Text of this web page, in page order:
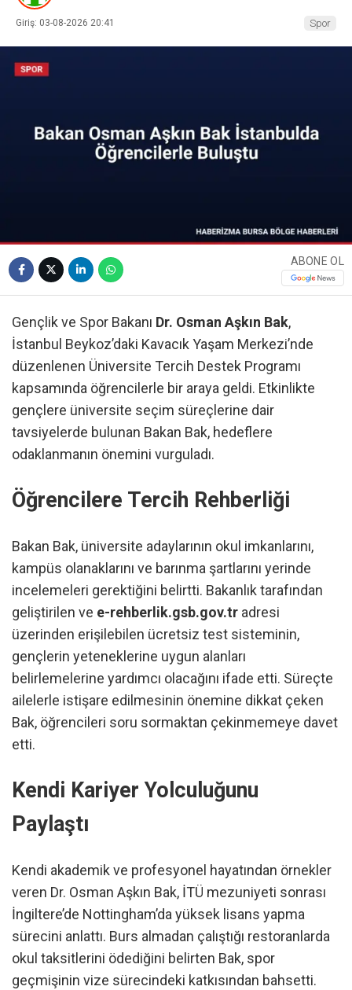
Giriş: 03-08-2026 20:41 Spor
ABONE OL
Gençlik ve Spor Bakanı Dr. Osman Aşkın Bak,
İstanbul Beykoz’daki Kavacık Yaşam Merkezi’nde
düzenlenen Üniversite Tercih Destek Programı
kapsamında öğrencilerle bir araya geldi. Etkinlikte
gençlere üniversite seçim süreçlerine dair
tavsiyelerde bulunan Bakan Bak, hedeflere
odaklanmanın önemini vurguladı.
Öğrencilere Tercih Rehberliği
Bakan Bak, üniversite adaylarının okul imkanlarını,
kampüs olanaklarını ve barınma şartlarını yerinde
incelemeleri gerektiğini belirtti. Bakanlık tarafından
geliştirilen ve e-rehberlik.gsb.gov.tr adresi
üzerinden erişilebilen ücretsiz test sisteminin,
gençlerin yeteneklerine uygun alanları
belirlemelerine yardımcı olacağını ifade etti. Süreçte
ailelerle istişare edilmesinin önemine dikkat çeken
Bak, öğrencileri soru sormaktan çekinmemeye davet
etti.
Kendi Kariyer Yolculuğunu
Paylaştı
Kendi akademik ve profesyonel hayatından örnekler
veren Dr. Osman Aşkın Bak, İTÜ mezuniyeti sonrası
İngiltere’de Nottingham’da yüksek lisans yapma
sürecini anlattı. Burs almadan çalıştığı restoranlarda
okul taksitlerini ödediğini belirten Bak, spor
geçmişinin vize sürecindeki katkısından bahsetti.